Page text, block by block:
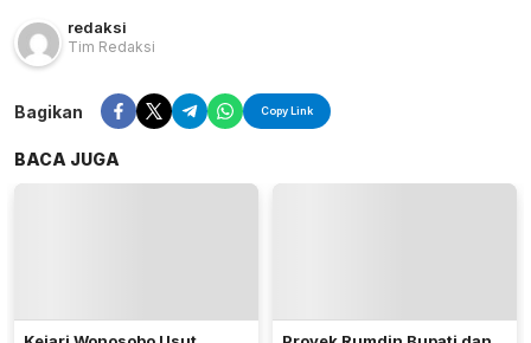
redaksi
Tim Redaksi
Bagikan Copy Link
BACA JUGA